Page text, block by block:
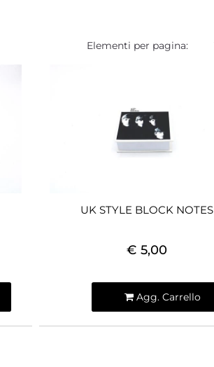
Elementi per pagina:
UK STYLE BLOCK NOTES
€ 5,00
Agg. Carrello